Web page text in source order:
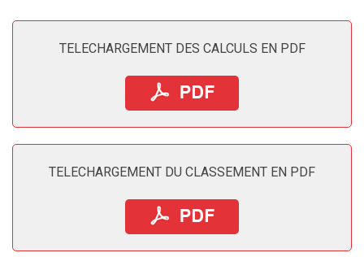
TELECHARGEMENT DES CALCULS EN PDF
TELECHARGEMENT DU CLASSEMENT EN PDF